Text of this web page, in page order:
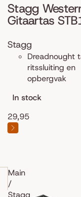
Stagg
Gitaartas
Stagg
Dreadnought
ritssluiting en
opbergvak
In stock
29,95
Main
/
Stagg